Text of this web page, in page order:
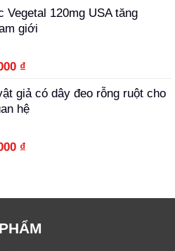
₫.
tại
là:
Vegetal 120mg USA tăng
giới
₫.
₫
tại
là:
giả có dây đeo rỗng ruột cho
hệ
₫